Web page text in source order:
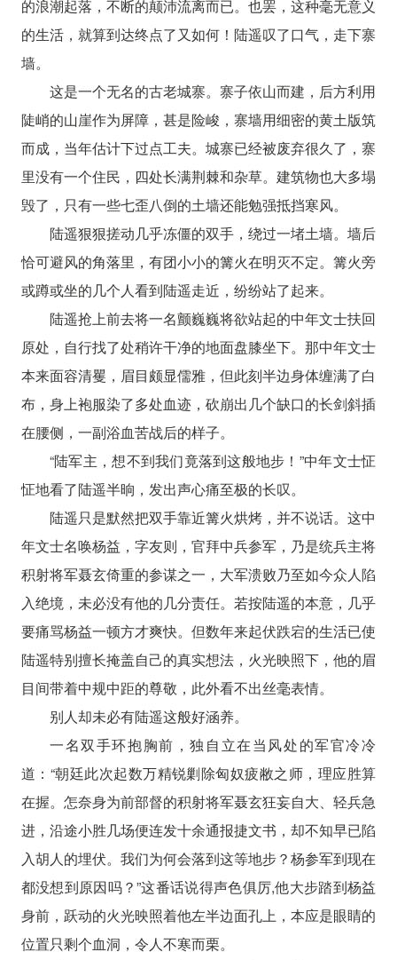
的浪潮起落，不断的颠沛流离而已。也罢，这种毫无意义
的生活，就算到达终点了又如何！陆遥叹了口气，走下寨
墙。
这是一个无名的古老城寨。寨子依山而建，后方利用
陡峭的山崖作为屏障，甚是险峻，寨墙用细密的黄土版筑
而成，当年估计下过点工夫。城寨已经被废弃很久了，寨
里没有一个住民，四处长满荆棘和杂草。建筑物也大多塌
毁了，只有一些七歪八倒的土墙还能勉强抵挡寒风。
陆遥狠狠搓动几乎冻僵的双手，绕过一堵土墙。墙后
恰可避风的角落里，有团小小的篝火在明灭不定。篝火旁
或蹲或坐的几个人看到陆遥走近，纷纷站了起来。
陆遥抢上前去将一名颤巍巍将欲站起的中年文士扶回
原处，自行找了处稍许干净的地面盘膝坐下。那中年文士
本来面容清矍，眉目颇显儒雅，但此刻半边身体缠满了白
布，身上袍服染了多处血迹，砍崩出几个缺口的长剑斜插
在腰侧，一副浴血苦战后的样子。
“陆军主，想不到我们竟落到这般地步！”中年文士怔
怔地看了陆遥半晌，发出声心痛至极的长叹。
陆遥只是默然把双手靠近篝火烘烤，并不说话。这中
年文士名唤杨益，字友则，官拜中兵参军，乃是统兵主将
积射将军聂玄倚重的参谋之一，大军溃败乃至如今众人陷
入绝境，未必没有他的几分责任。若按陆遥的本意，几乎
要痛骂杨益一顿方才爽快。但数年来起伏跌宕的生活已使
陆遥特别擅长掩盖自己的真实想法，火光映照下，他的眉
目间带着中规中距的尊敬，此外看不出丝毫表情。
别人却未必有陆遥这般好涵养。
一名双手环抱胸前，独自立在当风处的军官冷冷
道：“朝廷此次起数万精锐剿除匈奴疲敝之师，理应胜算
在握。怎奈身为前部督的积射将军聂玄狂妄自大、轻兵急
进，沿途小胜几场便连发十余通报捷文书，却不知早已陷
入胡人的埋伏。我们为何会落到这等地步？杨参军到现在
都没想到原因吗？”这番话说得声色俱厉,他大步踏到杨益
身前，跃动的火光映照着他左半边面孔上，本应是眼睛的
位置只剩个血洞，令人不寒而栗。